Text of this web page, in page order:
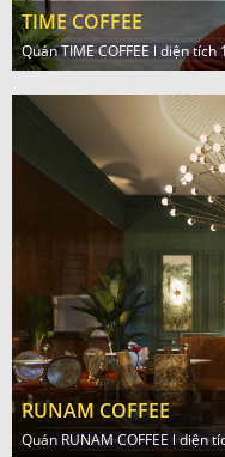
TIME COFFEE
Quán TIME COFFEE l diện tích
RUNAM COFFEE
Quán RUNAM COFFEE l diện